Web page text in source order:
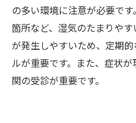
の多い環境に注意が必要で
箇所など、湿気のたまりや
が発生しやすいため、定期
ルが重要です。また、症状
関の受診が重要です。